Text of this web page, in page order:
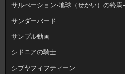
サルべーション-地球（せかい）の終焉-
サンダーバード
サンプル動画
シドニアの騎士
シブヤフィフティーン